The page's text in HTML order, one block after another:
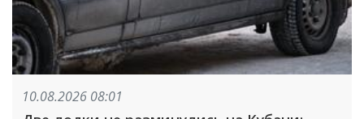
10.08.2026 08:01